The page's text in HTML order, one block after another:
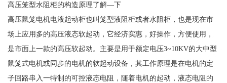
高压笼型水阻柜的构造原理了解—下
高压鼠笼电机电液起动柜也叫笼型液阻柜或者水阻柜，也是现在市
场上应用多的高压液态软起动，它经济实惠，好操作，方便使用，
是市面上一款的高压软起动。主要是用于额定电压3~10KV的大中型
鼠笼式电机或同步的电机的软起动设备，其工作原理是在电机的定
子回路串入一特制的可控液态电阻，随着电机的起动，液态电阻的